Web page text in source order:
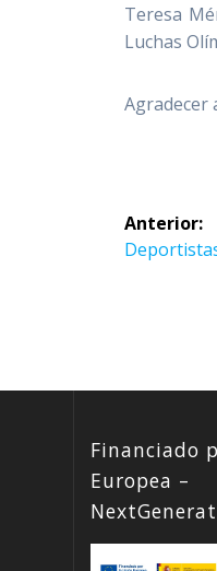
Teresa
Luchas
Agradecer
de
Anterior:
Entrada
Financiado
Europea –